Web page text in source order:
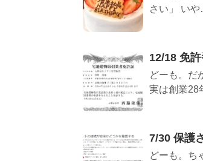
さい」 い
12/18 免
どーも。だ
実は創業28
7/30 保護
どーも。ち